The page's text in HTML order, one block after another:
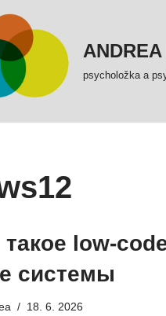
psycholožka a
такое low-
системы
18. 6. 2026